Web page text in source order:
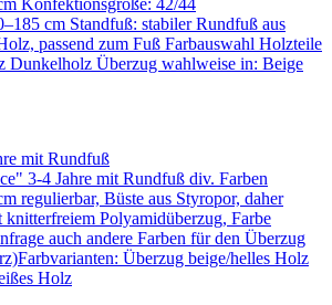
cm Standfuß: stabiler Rundfuß aus
passend zum Fuß Farbauswahl Holzteile
Dunkelholz Überzug wahlweise in: Beige
3-4 Jahre mit Rundfuß div. Farben
regulierbar, Büste aus Styropor, daher
knitterfreiem Polyamidüberzug, Farbe
auch andere Farben für den Überzug
Überzug beige/helles Holz
Holz